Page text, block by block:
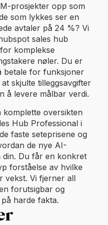
prosjekter opp som
som lykkes ser en
avtaler på 24 %? Vi
sales hub
komplekse
nøler. Du er
betale for funksjoner
skjulte tilleggsavgifter
å levere målbar verdi.
komplette oversikten
Hub Professional i
faste seteprisene og
de nye AI-
Du får en konkret
forståelse av hvilke
vekst. Vi fjerner all
forutsigbar og
harde fakta.